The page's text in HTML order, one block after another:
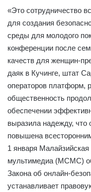
«Это сотрудничество
для создания
среды для молодого
конференции после
качеств для женщин-
даяк в Кучинге, штат
операторов платформ,
общественность
обеспечении
выразила надежду, что
повышена
1 января
мультимедиа (MCMC)
Закона об онлайн-
устанавливает